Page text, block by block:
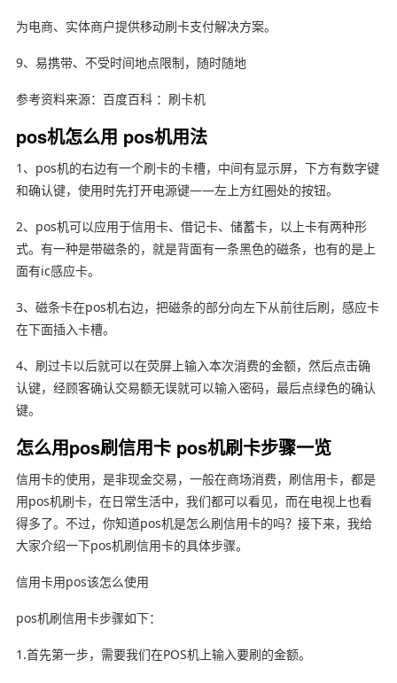
为电商、实体商户提供移动刷卡支付解决方案。
9、易携带、不受时间地点限制，随时随地
参考资料来源：百度百科 ：刷卡机
pos机怎么用 pos机用法
1、pos机的右边有一个刷卡的卡槽，中间有显示屏，下方有数字键
和确认键，使用时先打开电源键——左上方红圈处的按钮。
2、pos机可以应用于信用卡、借记卡、储蓄卡，以上卡有两种形
式。有一种是带磁条的，就是背面有一条黑色的磁条，也有的是上
面有ic感应卡。
3、磁条卡在pos机右边，把磁条的部分向左下从前往后刷，感应卡
在下面插入卡槽。
4、刷过卡以后就可以在荧屏上输入本次消费的金额，然后点击确
认键，经顾客确认交易额无误就可以输入密码，最后点绿色的确认
键。
怎么用pos刷信用卡 pos机刷卡步骤一览
信用卡的使用，是非现金交易，一般在商场消费，刷信用卡，都是
用pos机刷卡，在日常生活中，我们都可以看见，而在电视上也看
得多了。不过，你知道pos机是怎么刷信用卡的吗？接下来，我给
大家介绍一下pos机刷信用卡的具体步骤。
信用卡用pos该怎么使用
pos机刷信用卡步骤如下：
1.首先第一步，需要我们在POS机上输入要刷的金额。